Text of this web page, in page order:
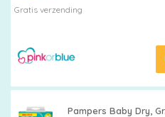
Gratis verzending
Pampers Baby Dry,